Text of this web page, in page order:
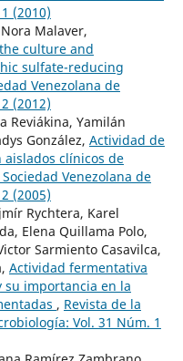
(2010)
Malaver,
culture and
sulfate-reducing
Venezolana de
(2012)
Reviákina, Yamilán
González, Actividad de
aislados clínicos de
Venezolana de
(2005)
Rychtera, Karel
Elena Quillama Polo,
Sarmiento Casavilca,
Actividad fermentativa
su importancia en la
, Revista de la
Vol. 31 Núm. 1